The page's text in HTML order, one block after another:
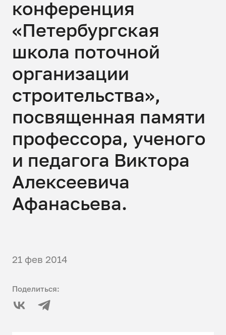
конференция
«Петербургская
школа поточной
организации
строительства»,
посвященная памяти
профессора, ученого
и педагога Виктора
Алексеевича
Афанасьева.
21 фев 2014
Поделиться: